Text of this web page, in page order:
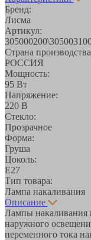
Бренд:
Лисма
Артикул:
Страна
РОССИЯ
Мощность:
95 Вт
Напряжение:
220 В
Стекло:
Прозрачное
Форма:
Груша
Цоколь:
E27
Тип товара:
Лампа накаливания
Описание
Лампы накаливания
наружного
переменного тока